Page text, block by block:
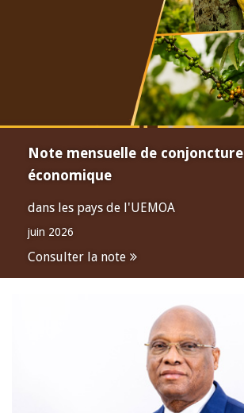
Note mensuelle de conjoncture
économique
dans les pays de l'UEMOA
juin 2026
Consulter la note